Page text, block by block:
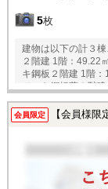
5枚
建物は以下の計３
２階建 1階：49.22
キ鋼板２階建 1階
メッキ鋼板葺２階
会員限定 【会員様限